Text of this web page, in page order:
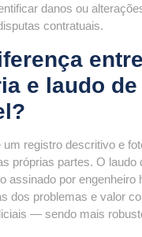
danos ou
contratuais.
e laudo
registro descritivo e
próprias partes. O laudo
assinado por engenheiro
dos problemas e valor
— sendo mais